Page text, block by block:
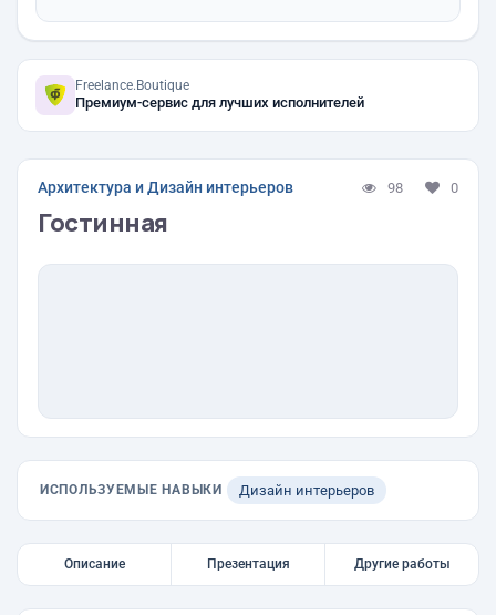
Freelance.Boutique
Премиум-сервис для лучших исполнителей
Архитектура и Дизайн интерьеров 98 0
Гостинная
ИСПОЛЬЗУЕМЫЕ НАВЫКИ Дизайн интерьеров
Описание Презентация Другие работы